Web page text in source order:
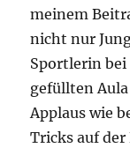
meinem
nicht nur
Sportlerin bei
gefüllten
Applaus wie
Tricks auf